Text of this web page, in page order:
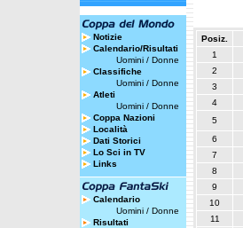
Notizie
Calendario/Risultati
Uomini / Donne
Classifiche
Uomini / Donne
Atleti
Uomini / Donne
Coppa Nazioni
Località
Dati Storici
Lo Sci in TV
Links
Calendario
Uomini / Donne
Risultati
Posiz.
1
2
3
4
5
6
7
8
9
10
11